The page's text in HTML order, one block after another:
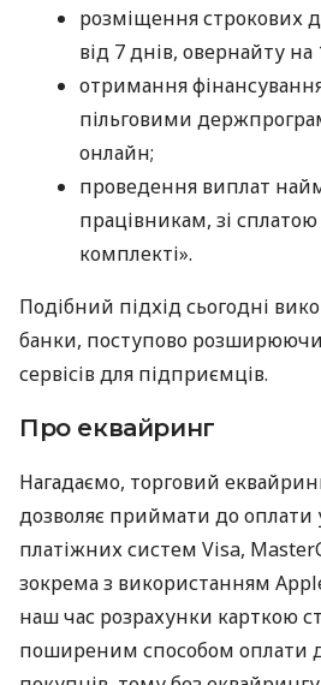
розміщення строкових
від 7 днів, овернайту на
отримання
пільговими
онлайн;
проведення виплат
працівникам, зі сплатою
комплекті».
Подібний підхід сьогодні
банки, поступово
сервісів для підприємців.
Про еквайринг
Нагадаємо, торговий
дозволяє приймати до оплати
платіжних систем Visa,
зокрема з використанням
наш час розрахунки карткою
поширеним способом оплати